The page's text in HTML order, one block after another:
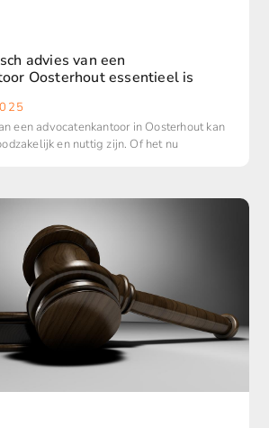
advies van een
Oosterhout essentieel is
een advocatenkantoor in Oosterhout kan
en nuttig zijn. Of het nu